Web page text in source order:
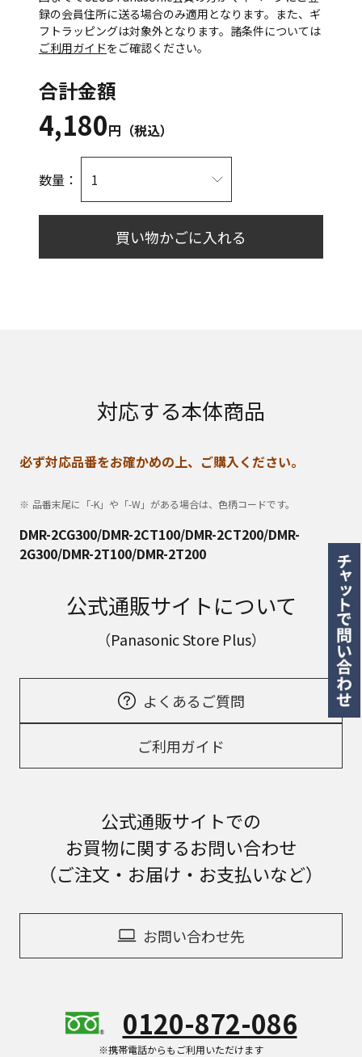
録の会員住所に送る場合のみ適用となります。また、ギ
フトラッピングは対象外となります。諸条件については
ご利用ガイドをご確認ください。
合計金額
4,180円（税込）
数量：
買い物かごに入れる
対応する本体商品
必ず対応品番をお確かめの上、ご購入ください。
品番末尾に「-K」や「-W」がある場合は、色柄コードです。
DMR-2CG300/DMR-2CT100/DMR-2CT200/DMR-
2G300/DMR-2T100/DMR-2T200
公式通販サイトについて
（Panasonic Store Plus）
よくあるご質問
ご利用ガイド
公式通販サイトでの
お買物に関するお問い合わせ
（ご注文・お届け・お支払いなど）
お問い合わせ先
0120-872-086
※携帯電話からもご利用いただけます